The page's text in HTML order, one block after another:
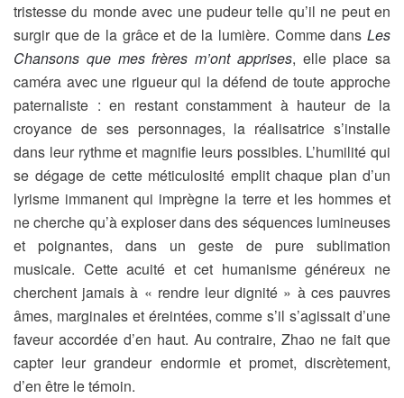
tristesse du monde avec une pudeur telle qu’il ne peut en
surgir que de la grâce et de la lumière. Comme dans Les
Chansons que mes frères m’ont apprises, elle place sa
caméra avec une rigueur qui la défend de toute approche
paternaliste : en restant constamment à hauteur de la
croyance de ses personnages, la réalisatrice s’installe
dans leur rythme et magnifie leurs possibles. L’humilité qui
se dégage de cette méticulosité emplit chaque plan d’un
lyrisme immanent qui imprègne la terre et les hommes et
ne cherche qu’à exploser dans des séquences lumineuses
et poignantes, dans un geste de pure sublimation
musicale. Cette acuité et cet humanisme généreux ne
cherchent jamais à « rendre leur dignité » à ces pauvres
âmes, marginales et éreintées, comme s’il s’agissait d’une
faveur accordée d’en haut. Au contraire, Zhao ne fait que
capter leur grandeur endormie et promet, discrètement,
d’en être le témoin.